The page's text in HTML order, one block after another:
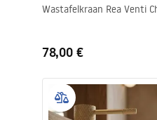
Wastafelkraan Rea Venti
78,00 €